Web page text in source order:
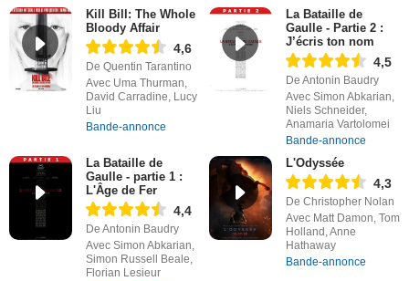
Kill Bill: The Whole
Bloody Affair
4,6
De Quentin Tarantino
Avec Uma Thurman,
David Carradine, Lucy
Liu
Bande-annonce
La Bataille de
Gaulle - Partie 2 :
J’écris ton nom
4,5
De Antonin Baudry
Avec Simon Abkarian,
Niels Schneider,
Anamaria Vartolomei
Bande-annonce
La Bataille de
Gaulle - partie 1 :
L'Âge de Fer
4,4
De Antonin Baudry
Avec Simon Abkarian,
Simon Russell Beale,
Florian Lesieur
L'Odyssée
4,3
De Christopher Nolan
Avec Matt Damon, Tom
Holland, Anne
Hathaway
Bande-annonce